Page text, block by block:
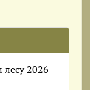
2026 -